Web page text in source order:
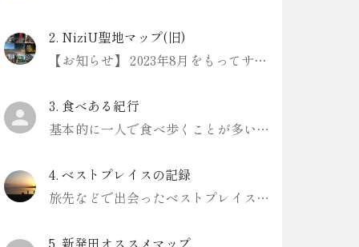
2. NiziU聖地マップ(旧)
【お知らせ】 2023年8月をもってサービスを終了しました Digroundというアプリ内でリニューアル版を作成したので、こちらをご利用ください https://www.diground.com/lp/user
3. 食べある紀行
基本的に一人で食べ歩くことが多いです。
4. ベストプレイスの記録
旅先などで出会ったベストプレイスを記録していきます。
5 新発田オススメマップ